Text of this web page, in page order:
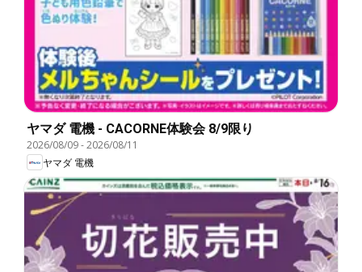
ヤマダ 電機 - CACORNE体験会 8/9限り
2026/08/09-2026/08/11
ヤマダ 電機